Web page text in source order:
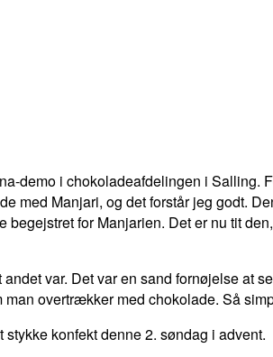
demo i chokoladeafdelingen i Salling.
med Manjari, og det forstår jeg godt.
for Manjarien. Det er nu tit
var. Det var en sand fornøjelse at
overtrækker med chokolade. Så
konfekt denne 2. søndag i advent.